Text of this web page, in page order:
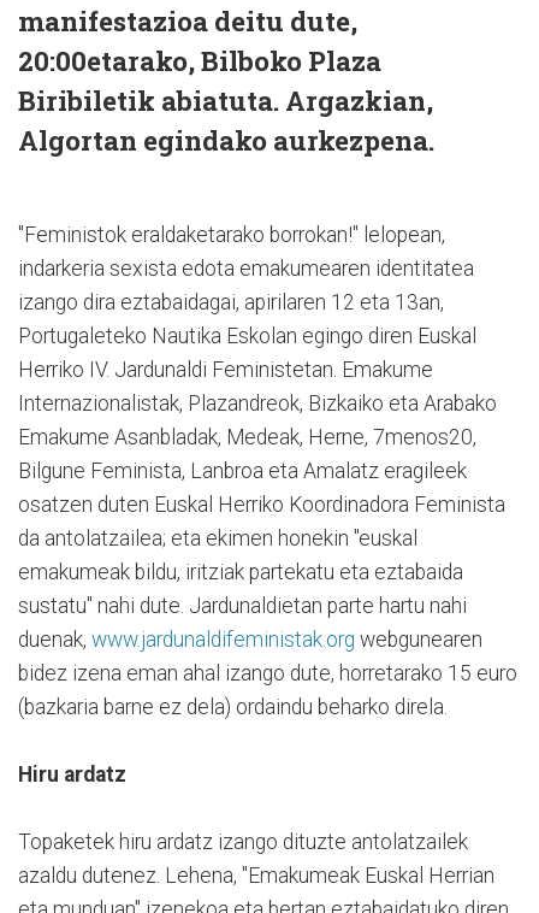
manifestazioa deitu dute,
20:00etarako, Bilboko Plaza
Biribiletik abiatuta. Argazkian,
Algortan egindako aurkezpena.
"Feministok eraldaketarako borrokan!" lelopean,
indarkeria sexista edota emakumearen identitatea
izango dira eztabaidagai, apirilaren 12 eta 13an,
Portugaleteko Nautika Eskolan egingo diren Euskal
Herriko IV. Jardunaldi Feministetan. Emakume
Internazionalistak, Plazandreok, Bizkaiko eta Arabako
Emakume Asanbladak, Medeak, Herne, 7menos20,
Bilgune Feminista, Lanbroa eta Amalatz eragileek
osatzen duten Euskal Herriko Koordinadora Feminista
da antolatzailea; eta ekimen honekin "euskal
emakumeak bildu, iritziak partekatu eta eztabaida
sustatu" nahi dute. Jardunaldietan parte hartu nahi
duenak, www.jardunaldifeministak.org webgunearen
bidez izena eman ahal izango dute, horretarako 15 euro
(bazkaria barne ez dela) ordaindu beharko direla.
Hiru ardatz
Topaketek hiru ardatz izango dituzte antolatzailek
azaldu dutenez. Lehena, "Emakumeak Euskal Herrian